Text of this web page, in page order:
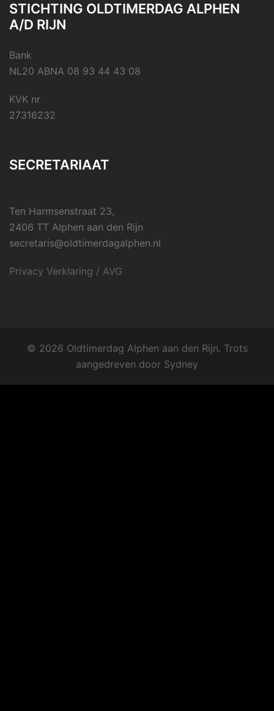
STICHTING OLDTIMERDAG ALPHEN
A/D RIJN
Bank
NL20 ABNA 08 93 44 43 08
KVK nr
27316232
SECRETARIAAT
Ten Harmsenstraat 23,
2406 TT Alphen aan den Rijn
secretaris@oldtimerdagalphen.nl
Privacy Verklaring / AVG
© 2026 Oldtimerdag Alphen aan den Rijn. Trots
aangedreven door Sydney